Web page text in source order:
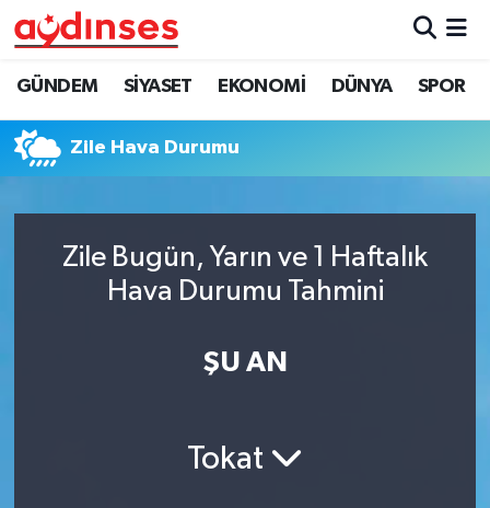
GÜNDEM SİYASET EKONOMİ DÜNYA SPOR
Zile Hava Durumu
Zile Bugün, Yarın ve 1 Haftalık
Hava Durumu Tahmini
ŞU AN
Tokat
GÜNDEM
SİYASET
DÜNYA
SPOR
Nöbetçi Eczaneler
Hava Durumu
Trafik Durumu
Süper Lig Puan Durumu ve Fikstür